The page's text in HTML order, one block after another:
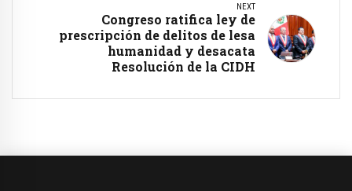
NEXT
Congreso ratifica ley de
prescripción de delitos de lesa
humanidad y desacata
Resolución de la CIDH